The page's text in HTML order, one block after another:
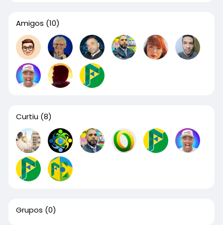
Amigos (10)
Curtiu (8)
Grupos (0)